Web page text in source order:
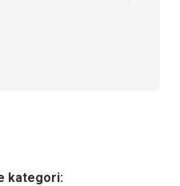
kategori: